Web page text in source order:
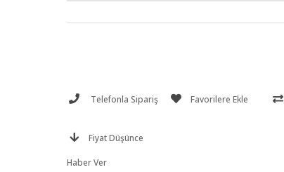
Telefonla Sipariş Favorilere Ekle
Fiyat Düşünce
Haber Ver